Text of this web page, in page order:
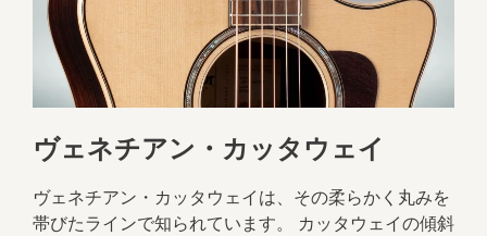
ヴェネチアン・カッタウェイ
ヴェネチアン・カッタウェイは、その柔らかく丸みを
帯びたラインで知られています。 カッタウェイの傾斜